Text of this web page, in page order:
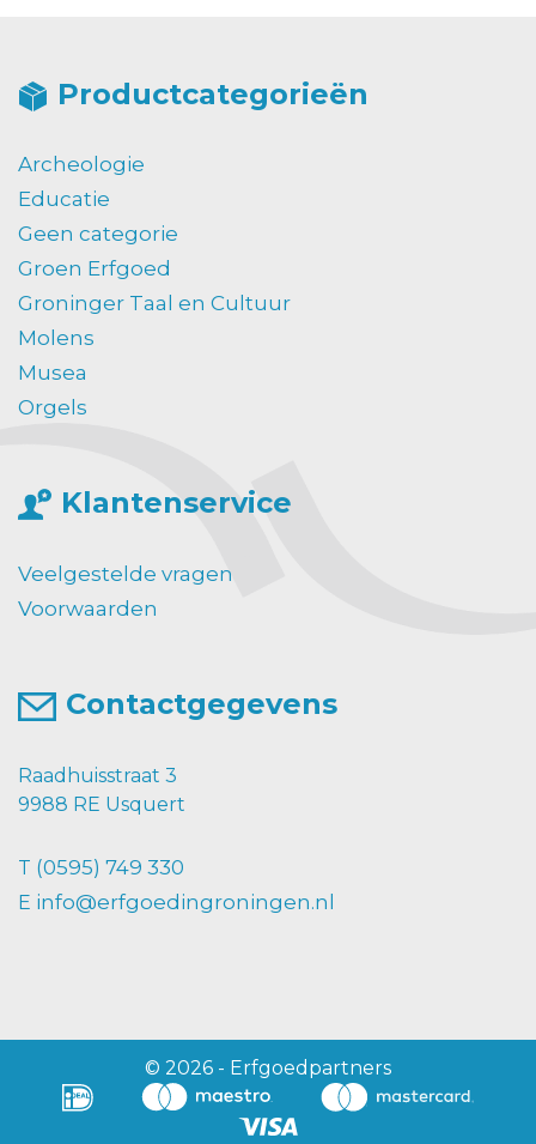
Productcategorieën
Archeologie
Educatie
Geen categorie
Groen Erfgoed
Groninger Taal en Cultuur
Molens
Musea
Orgels
Klantenservice
Veelgestelde vragen
Voorwaarden
Contactgegevens
Raadhuisstraat 3
9988 RE Usquert
T (0595) 749 330
E info@erfgoedingroningen.nl
© 2026 - Erfgoedpartners